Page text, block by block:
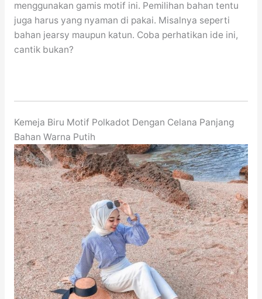
menggunakan gamis motif ini. Pemilihan bahan tentu
juga harus yang nyaman di pakai. Misalnya seperti
bahan jearsy maupun katun. Coba perhatikan ide ini,
cantik bukan?
Kemeja Biru Motif Polkadot Dengan Celana Panjang
Bahan Warna Putih